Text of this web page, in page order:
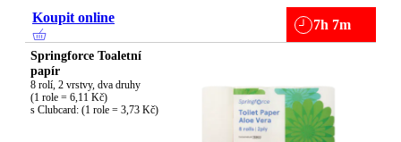
Koupit online 7h 7m
Springforce Toaletní
papír
8 rolí, 2 vrstvy, dva druhy
(1 role = 6,11 Kč)
s Clubcard: (1 role = 3,73 Kč)